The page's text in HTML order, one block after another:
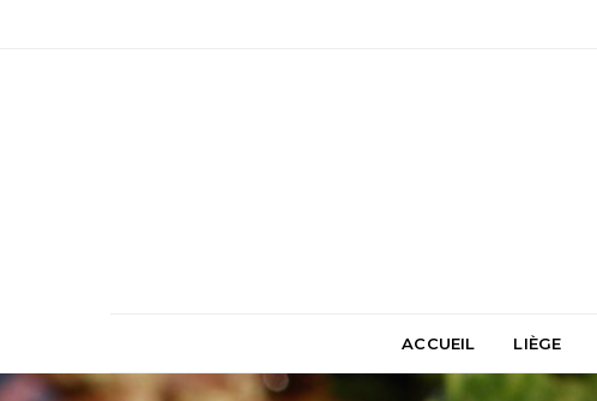
ACCUEIL LIÈGE